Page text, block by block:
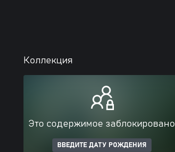
Коллекция
Это содержимое заблокировано
ВВЕДИТЕ ДАТУ РОЖДЕНИЯ